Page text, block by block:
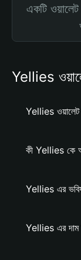
একটি ওয়ালেট
Yellies
Yellies ওয়ালেট
কী Yellies কে
Yellies এর
Yellies এর দাম